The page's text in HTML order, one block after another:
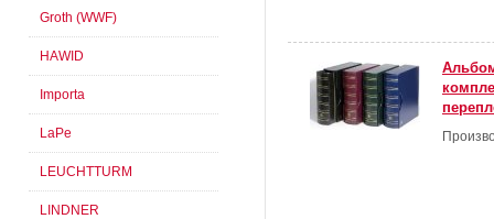
Groth (WWF)
HAWID
Importa
LaPe
LEUCHTTURM
LINDNER